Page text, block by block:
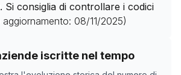
Si consiglia di controllare i codici
aggiornamento: 08/11/2025)
iscritte nel tempo
aziende con codice ATECO
rilevazione